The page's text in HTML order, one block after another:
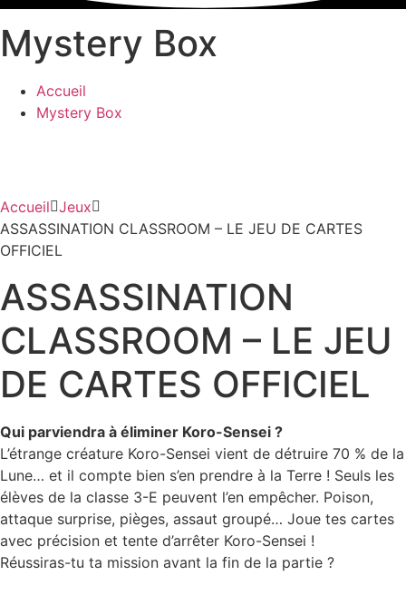
Mystery Box
Accueil
Mystery Box
Accueil Jeux
ASSASSINATION CLASSROOM – LE JEU DE CARTES
OFFICIEL
ASSASSINATION
CLASSROOM – LE JEU
DE CARTES OFFICIEL
Qui parviendra à éliminer Koro-Sensei ?
L’étrange créature Koro-Sensei vient de détruire 70 % de la
Lune… et il compte bien s’en prendre à la Terre ! Seuls les
élèves de la classe 3-E peuvent l’en empêcher. Poison,
attaque surprise, pièges, assaut groupé… Joue tes cartes
avec précision et tente d’arrêter Koro-Sensei !
Réussiras-tu ta mission avant la fin de la partie ?